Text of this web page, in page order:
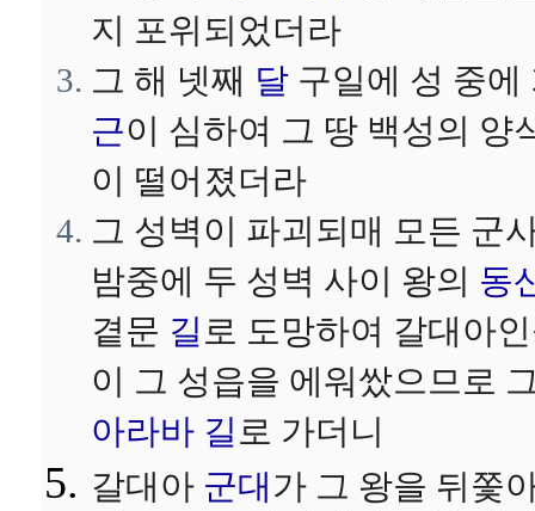
지 포위되었더라
그 해 넷째 달 구일에 성 중에
근이 심하여 그 땅 백성의 양
이 떨어졌더라
그 성벽이 파괴되매 모든 군
밤중에 두 성벽 사이 왕의 동
곁문 길 로 도망하여 갈대아
이 그 성읍을 에워쌌으므로
아라바 길 로 가더니
갈대아 군대가 그 왕을 뒤쫓